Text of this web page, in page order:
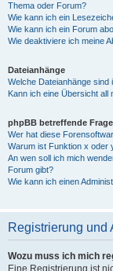
Thema oder Forum?
Wie kann ich ein
Wie kann ich ein Forum
Wie deaktiviere ich meine
Dateianhänge
Welche Dateianhänge
Kann ich eine Übersicht all
phpBB betreffende
Wer hat diese
Warum ist Funktion x oder
An wen soll ich mich
Forum gibt?
Wie kann ich einen
Registrierung und
Wozu muss ich mich
Eine Registrierung ist